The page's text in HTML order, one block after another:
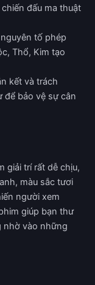
đấu ma thuật
tố phép
Thổ, Kim tạo
kết và trách
để bảo vệ sự cân
giải trí rất dễ chịu,
màu sắc tươi
người xem
giúp bạn thư
nhờ vào những